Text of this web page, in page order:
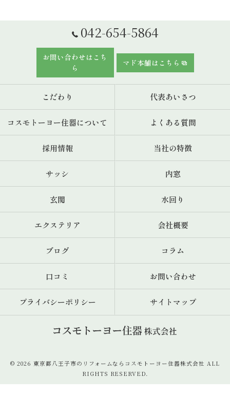
042-654-5864
お問い合わせはこち
ら
マド本舗はこちら
こだわり 代表あいさつ
コスモトーヨー住器について よくある質問
採用情報 当社の特徴
サッシ 内窓
玄関 水回り
エクステリア 会社概要
ブログ コラム
口コミ お問い合わせ
プライバシーポリシー サイトマップ
© 2026 東京都八王子市のリフォームならコスモトーヨー住器株式会社 ALL
RIGHTS RESERVED.